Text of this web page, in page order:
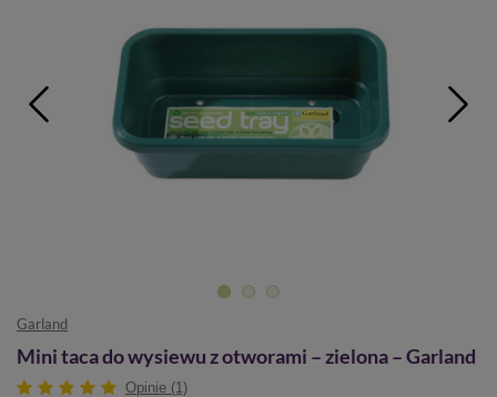
Garland
Mini taca do wysiewu z otworami – zielona – Garland
Opinie (1)